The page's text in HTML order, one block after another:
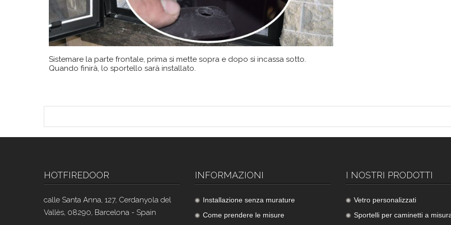
Sistemare la parte frontale, prima si mette sopra e dopo si incassa sotto.
Quando finirà, lo sportello sarà installato.
HOTFIREDOOR
calle Santa Anna, 127, Cerdanyola del
Vallès, 08290, Barcelona - Spain
INFORMAZIONI
Installazione senza murature
Come prendere le misure
I NOSTRI PRODOTTI
Vetro personalizzati
Sportelli per caminetti a